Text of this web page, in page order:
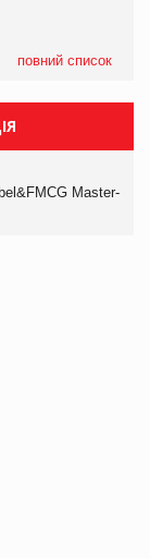
повний список
Master-